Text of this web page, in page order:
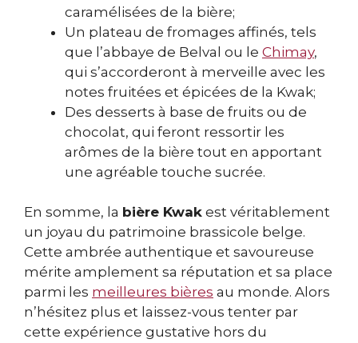
caramélisées de la bière;
Un plateau de fromages affinés, tels
que l’abbaye de Belval ou le Chimay,
qui s’accorderont à merveille avec les
notes fruitées et épicées de la Kwak;
Des desserts à base de fruits ou de
chocolat, qui feront ressortir les
arômes de la bière tout en apportant
une agréable touche sucrée.
En somme, la bière Kwak est véritablement
un joyau du patrimoine brassicole belge.
Cette ambrée authentique et savoureuse
mérite amplement sa réputation et sa place
parmi les meilleures bières au monde. Alors
n’hésitez plus et laissez-vous tenter par
cette expérience gustative hors du